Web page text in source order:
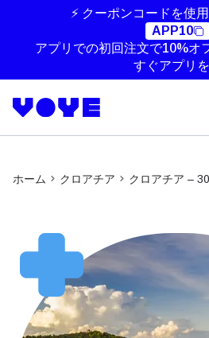
⚡ クーポンコードを使
APP10
アプリでの初回注文で10%オ
すぐアプリを
ホーム クロアチア クロアチア –